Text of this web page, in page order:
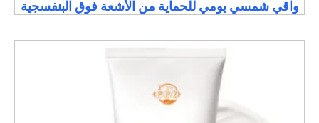
واقي شمسي يومي للحماية من الأشعة فوق البنفسجية